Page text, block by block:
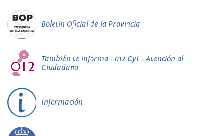
Boletín Oficial de la Provincia
También te informa - 012 CyL - Atención al
Ciudadano
Información